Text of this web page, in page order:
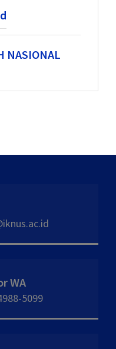
NASIONAL
WA
5099